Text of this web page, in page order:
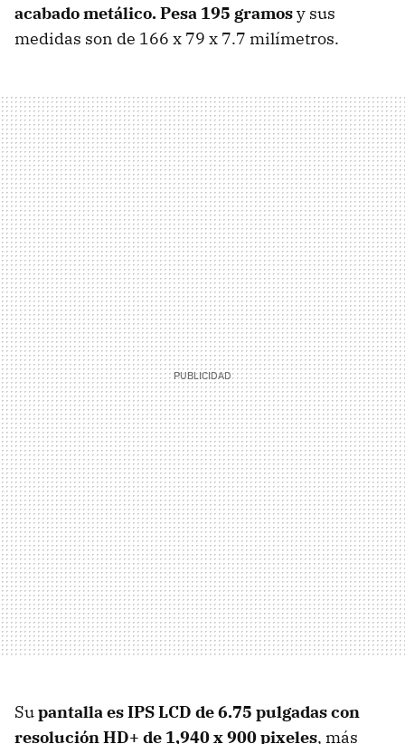
acabado metálico. Pesa 195 gramosy sus
medidas son de 166 x 79 x 7.7 milímetros.
Supantalla esIPS LCD de 6.75 pulgadas con
resolución HD+ de 1,940 x 900 pixeles, más